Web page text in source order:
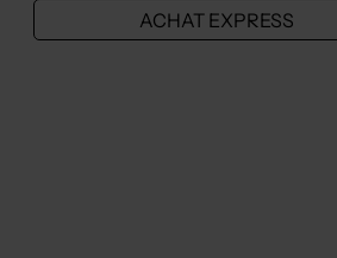
ACHAT EXPRESS